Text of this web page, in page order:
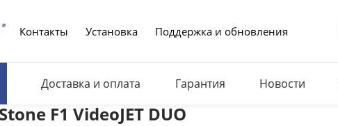
Контакты Установка Поддержка и обновления
Доставка и оплата Гарантия Новости
F1 VideoJET DUO